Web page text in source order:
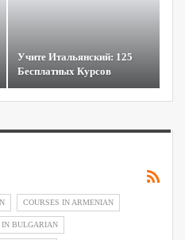
Учите Итальянский: 125
Бесплатных Курсов
COURSES IN ARMENIAN
IN BULGARIAN